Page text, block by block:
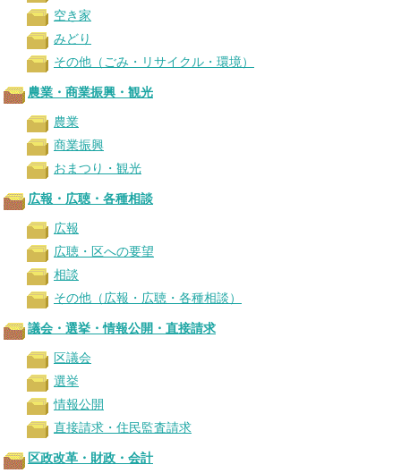
空き家
みどり
その他（ごみ・リサイクル・環境）
農業・商業振興・観光
農業
商業振興
おまつり・観光
広報・広聴・各種相談
広報
広聴・区への要望
相談
その他（広報・広聴・各種相談）
議会・選挙・情報公開・直接請求
区議会
選挙
情報公開
直接請求・住民監査請求
区政改革・財政・会計